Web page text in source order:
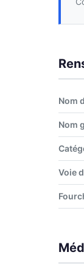
Nom
Nom
Voie